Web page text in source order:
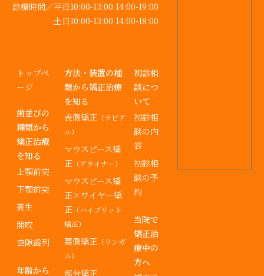
診療時間／平⽇10:00-13:00 14:00-19:00
⼟⽇10:00-13:00 14:00-18:00
トップペ
ージ
歯並びの
種類から
矯正治療
を知る
上顎前突
下顎前突
叢生
開咬
空隙歯列
年齢から
方法・装置の種
類から矯正治療
を知る
表側矯正 （ラビア
ル）
マウスピース矯
正 （アライナー）
マウスピース矯
正×ワイヤー矯
正 （ハイブリット
矯正）
裏側矯正 （リンガ
ル）
部分矯正
初診相
談につ
いて
初診相
談の内
容
初診相
談の予
約
当院で
矯正治
療中の
方へ